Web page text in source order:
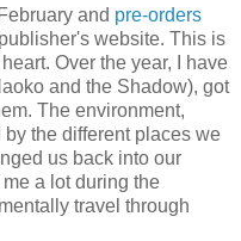
and pre-orders
website. This is
Over the year, I have
and the Shadow), got
The environment,
the different places we
us back into our
a lot during the
travel through